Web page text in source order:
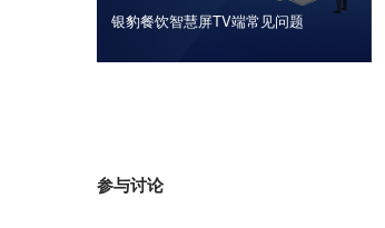
银豹餐饮智慧屏TV端常见问题
参与讨论